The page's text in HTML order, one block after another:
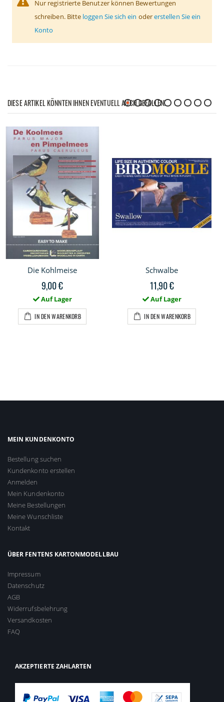
Nur registrierte Benutzer können Bewertungen
schreiben. Bitte loggen Sie sich ein odererstellen Sie ein
Konto
DIESE ARTIKEL KÖNNTEN IHNEN EVENTUELL AUCH GEFALLEN!
Die Kohlmeise
9,00 €
Auf Lager
IN DEN WARENKORB
Schwalbe
11,90 €
Auf Lager
IN DEN WARENKORB
MEIN KUNDENKONTO
Bestellung suchen
Kundenkonto erstellen
Anmelden
Mein Kundenkonto
Meine Bestellungen
Meine Wunschliste
Kontakt
ÜBER FENTENS KARTONMODELLBAU
Impressum
Datenschutz
AGB
Widerrufsbelehrung
Versandkosten
FAQ
AKZEPTIERTE ZAHLARTEN